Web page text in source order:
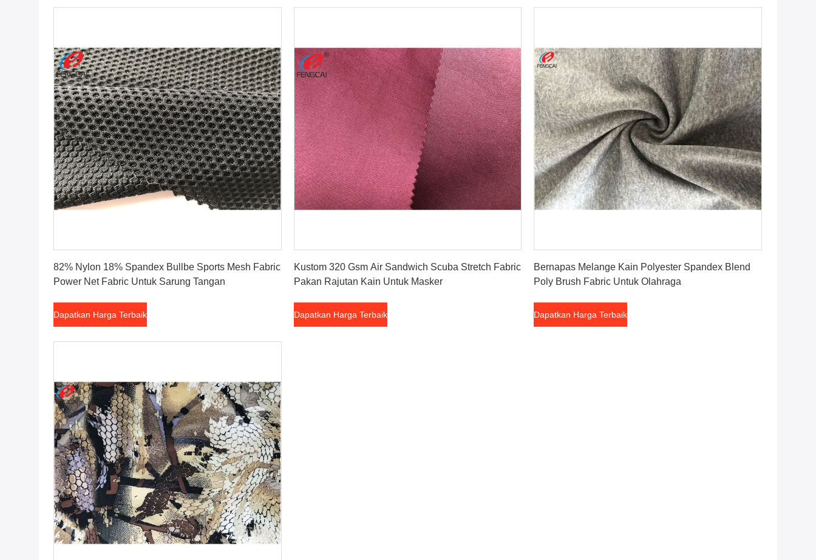
82% Nylon 18% Spandex Bullbe Sports Mesh Fabric
Power Net Fabric Untuk Sarung Tangan
Dapatkan Harga Terbaik
Kustom 320 Gsm Air Sandwich Scuba Stretch Fabric
Pakan Rajutan Kain Untuk Masker
Dapatkan Harga Terbaik
Bernapas Melange Kain Polyester Spandex Blend
Poly Brush Fabric Untuk Olahraga
Dapatkan Harga Terbaik